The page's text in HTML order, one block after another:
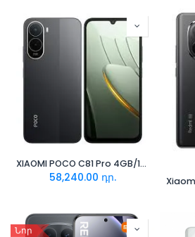
XIAOMI POCO C81 Pro 4GB/128GB
58,240.00 դր.
Նոր